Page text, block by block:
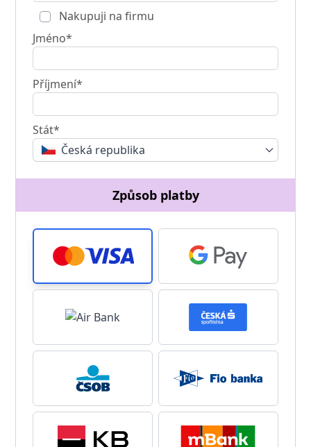
Nakupuji na firmu
Jméno*
Příjmení*
Stát*
Česká republika
Způsob platby